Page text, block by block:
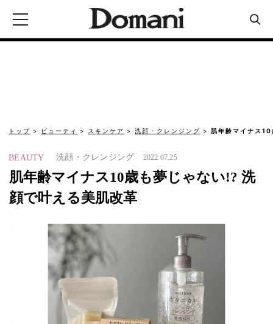
トップ ビューティ スキンケア 洗顔・クレンジング 肌年齢マイナス
BEAUTY 洗顔・クレンジング 2022.07.25
肌年齢マイナス10歳も夢じゃない!? 洗
顔で叶える美肌改革